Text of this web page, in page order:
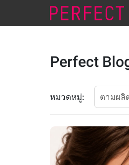
Perfect
หมวดหมู่: ตามผ